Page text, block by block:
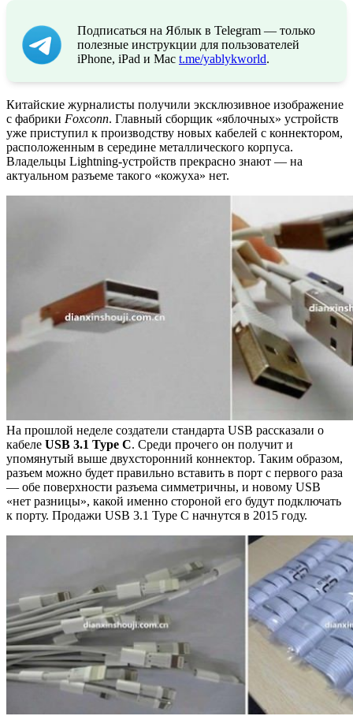
Подписаться на Яблык в Telegram — только
полезные инструкции для пользователей
iPhone, iPad и Mac t.me/yablykworld.
Китайские журналисты получили эксклюзивное изображение
с фабрики Foxconn. Главный сборщик «яблочных» устройств
уже приступил к производству новых кабелей с коннектором,
расположенным в середине металлического корпуса.
Владельцы Lightning-устройств прекрасно знают — на
актуальном разъеме такого «кожуха» нет.
На прошлой неделе создатели стандарта USB рассказали о
кабеле USB 3.1 Type C. Среди прочего он получит и
упомянутый выше двухсторонний коннектор. Таким образом,
разъем можно будет правильно вставить в порт с первого раза
— обе поверхности разъема симметричны, и новому USB
«нет разницы», какой именно стороной его будут подключать
к порту. Продажи USB 3.1 Type C начнутся в 2015 году.